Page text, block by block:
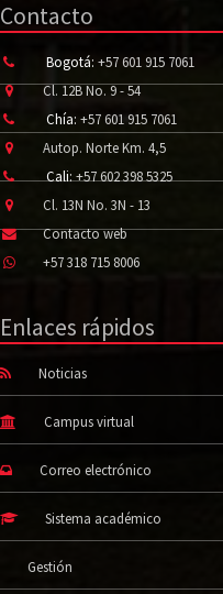
Contacto
Bogotá: +57 601 915 7061
Cl. 12B No. 9 - 54
Chía: +57 601 915 7061
Autop. Norte Km. 4,5
Cali: +57 602 398 5325
Cl. 13N No. 3N - 13
Contacto web
+57 318 715 8006
Enlaces rápidos
Noticias
Campus virtual
Correo electrónico
Sistema académico
Gestión